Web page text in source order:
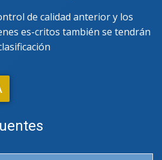
de calidad anterior y los
es-critos también se tendrán